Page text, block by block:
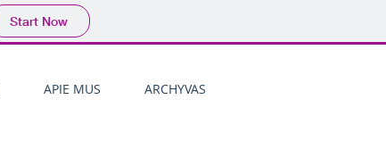
Start Now
APIE MUS ARCHYVAS